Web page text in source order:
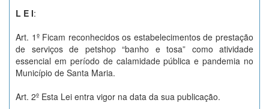
L E I:
Art. 1º Ficam reconhecidos os estabelecimentos de prestação
de serviços de petshop “banho e tosa” como atividade
essencial em período de calamidade pública e pandemia no
Município de Santa Maria.
Art. 2º Esta Lei entra vigor na data da sua publicação.